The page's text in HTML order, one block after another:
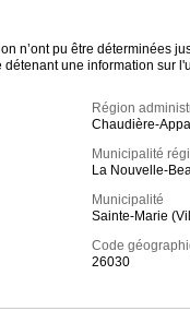
n’ont pu être déterminées
une information sur
Région
Chaudière-
Municipalité
La Nouvelle-
Municipalité
Sainte-Marie
Code
26030